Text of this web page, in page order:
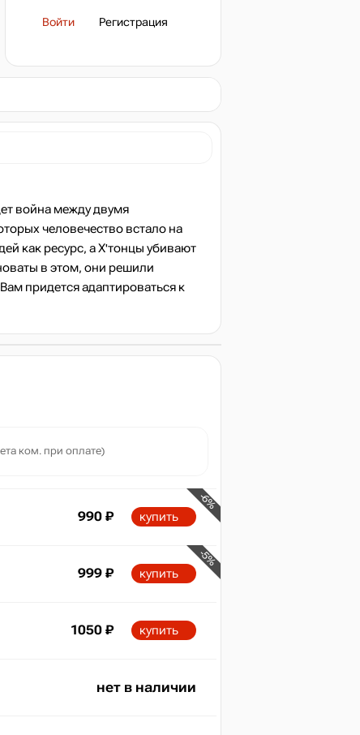
Войти Регистрация
война между двумя
человечество встало на
как ресурс, а Х'тонцы убивают
в этом, они решили
придется адаптироваться к
ком. при оплате)
-6%
990 ₽ купить
-5%
999 ₽ купить
1050 ₽ купить
нет в наличии